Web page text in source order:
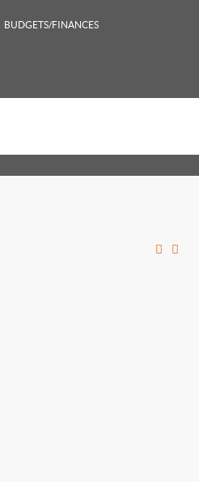
BUDGETS/FINANCES